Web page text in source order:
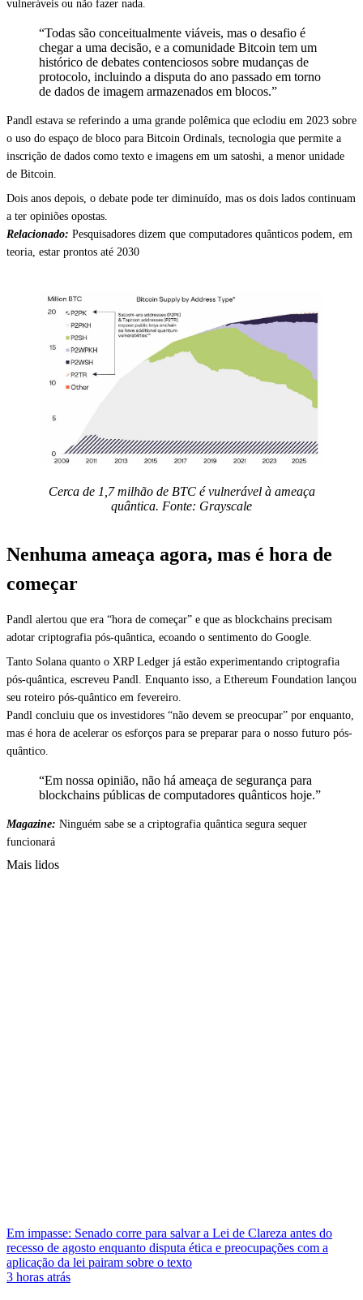
vulneráveis ou não fazer nada.
“Todas são conceitualmente viáveis, mas o desafio é
chegar a uma decisão, e a comunidade Bitcoin tem um
histórico de debates contenciosos sobre mudanças de
protocolo, incluindo a disputa do ano passado em torno
de dados de imagem armazenados em blocos.”
Pandl estava se referindo a uma grande polêmica que eclodiu em 2023 sobre
o uso do espaço de bloco para Bitcoin Ordinals, tecnologia que permite a
inscrição de dados como texto e imagens em um satoshi, a menor unidade
de Bitcoin.
Dois anos depois, o debate pode ter diminuído, mas os dois lados continuam
a ter opiniões opostas.
Relacionado: Pesquisadores dizem que computadores quânticos podem, em
teoria, estar prontos até 2030
Cerca de 1,7 milhão de BTC é vulnerável à ameaça
quântica. Fonte: Grayscale
Nenhuma ameaça agora, mas é hora de
começar
Pandl alertou que era “hora de começar” e que as blockchains precisam
adotar criptografia pós-quântica, ecoando o sentimento do Google.
Tanto Solana quanto o XRP Ledger já estão experimentando criptografia
pós-quântica, escreveu Pandl. Enquanto isso, a Ethereum Foundation lançou
seu roteiro pós-quântico em fevereiro.
Pandl concluiu que os investidores “não devem se preocupar” por enquanto,
mas é hora de acelerar os esforços para se preparar para o nosso futuro pós-
quântico.
“Em nossa opinião, não há ameaça de segurança para
blockchains públicas de computadores quânticos hoje.”
Magazine: Ninguém sabe se a criptografia quântica segura sequer
funcionará
Mais lidos
Em impasse: Senado corre para salvar a Lei de Clareza antes do
recesso de agosto enquanto disputa ética e preocupações com a
aplicação da lei pairam sobre o texto
3 horas atrás